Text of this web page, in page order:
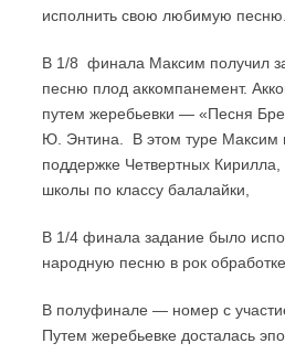
исполнить свою любимую песню.
В 1/8 финала Максим получил
песню плод аккомпанемент.
путем жеребьевки — «Песня
Ю. Энтина. В этом туре Максим
поддержке Четвертных
школы по классу балалайки,
В 1/4 финала задание было
народную песню в рок обработке.
В полуфинале — номер с
Путем жеребьевке досталась